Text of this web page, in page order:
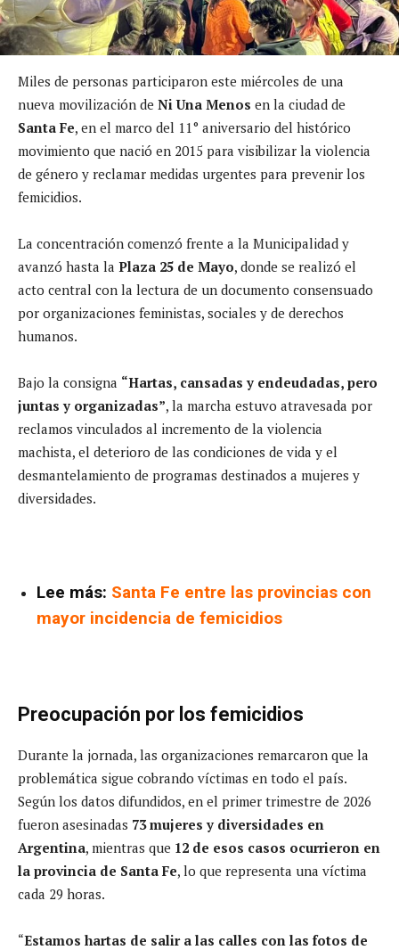
Miles de personas participaron este miércoles de una
nueva movilización de Ni Una Menos en la ciudad de
Santa Fe, en el marco del 11° aniversario del histórico
movimiento que nació en 2015 para visibilizar la violencia
de género y reclamar medidas urgentes para prevenir los
femicidios.
La concentración comenzó frente a la Municipalidad y
avanzó hasta la Plaza 25 de Mayo, donde se realizó el
acto central con la lectura de un documento consensuado
por organizaciones feministas, sociales y de derechos
humanos.
Bajo la consigna “Hartas, cansadas y endeudadas, pero
juntas y organizadas”, la marcha estuvo atravesada por
reclamos vinculados al incremento de la violencia
machista, el deterioro de las condiciones de vida y el
desmantelamiento de programas destinados a mujeres y
diversidades.
Lee más: Santa Fe entre las provincias con
mayor incidencia de femicidios
Preocupación por los femicidios
Durante la jornada, las organizaciones remarcaron que la
problemática sigue cobrando víctimas en todo el país.
Según los datos difundidos, en el primer trimestre de 2026
fueron asesinadas 73 mujeres y diversidades en
Argentina, mientras que 12 de esos casos ocurrieron en
la provincia de Santa Fe, lo que representa una víctima
cada 29 horas.
“Estamos hartas de salir a las calles con las fotos de